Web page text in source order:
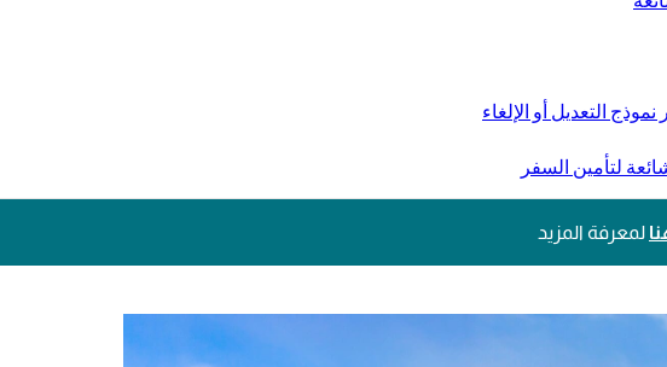
نموذج التعديل أو الإلغاء
لتأمين السفر
لمعرفة المزيد